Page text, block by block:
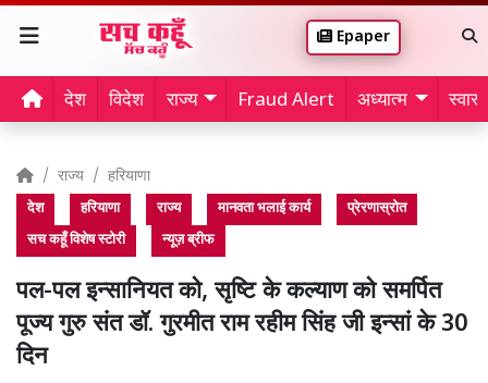
Epaper
देश विदेश राज्य Fraud Alert अध्यात्म
राज्य हरियाणा
देश हरियाणा राज्य मानवता भलाई कार्य
प्रेरणास्रोत
सच कहूँ विशेष स्टोरी
न्यूज़ ब्रीफ
पल-पल इन्सानियत को, सृष्टि के कल्याण को समर्पित
पूज्य गुरु संत डॉ. गुरमीत राम रहीम सिंह जी इन्सां के 30
दिन